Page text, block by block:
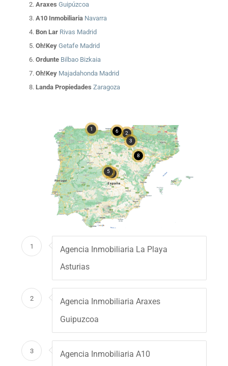
AraxesGuipúzcoa
A10 Inmobiliaria Navarra
Bon Lar Rivas Madrid
Oh!KeyGetafe Madrid
Ordunte Bilbao Bizkaia
Oh!Key Majadahonda Madrid
Landa Propiedades Zaragoza
1
2
3
4
5
6
7
8
1
Agencia Inmobiliaria La Playa
Asturias
2
Agencia Inmobiliaria Araxes
Guipuzcoa
3
Agencia Inmobiliaria A10